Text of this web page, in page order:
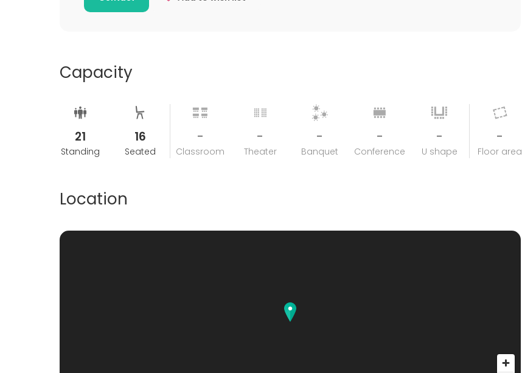
Capacity
21
Standing
16
Seated
-
Classroom
-
Theater
-
Banquet
-
Conference
-
U shape
-
Floor area
Location